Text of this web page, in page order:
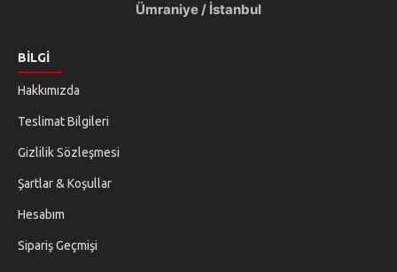
Ümraniye/ İstanbul
BILGI
Hakkımızda
Teslimat Bilgileri
Gizlilik Sözleşmesi
Şartlar & Koşullar
Hesabım
Sipariş Geçmişi